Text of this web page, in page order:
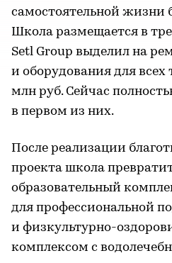
самостоятельной жизни
Школа размещается в
Setl Group выделил на
и оборудования для всех
млн руб. Сейчас
в первом из них.
После реализации
проекта школа
образовательный
для профессиональной
и физкультурно-
комплексом с